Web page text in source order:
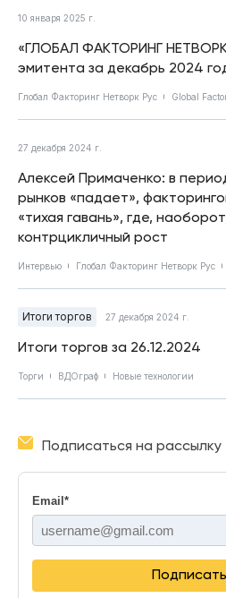
10 января 2025 г.
«ГЛОБАЛ ФАКТОРИНГ
эмитента за декабрь 2024
Глобал Факторинг Нетворк Рус Global
27 декабря 2024 г.
Алексей Примаченко: в
рынков «падает»,
«тихая гавань», где,
контрцикличный рост
Интервью Глобал Факторинг Нетворк Рус
Итоги торгов 27 декабря 2024 г.
Итоги торгов за 26.12.2024
Торги ВДОграф Новые технологии
Подписаться на рассылку
Email *